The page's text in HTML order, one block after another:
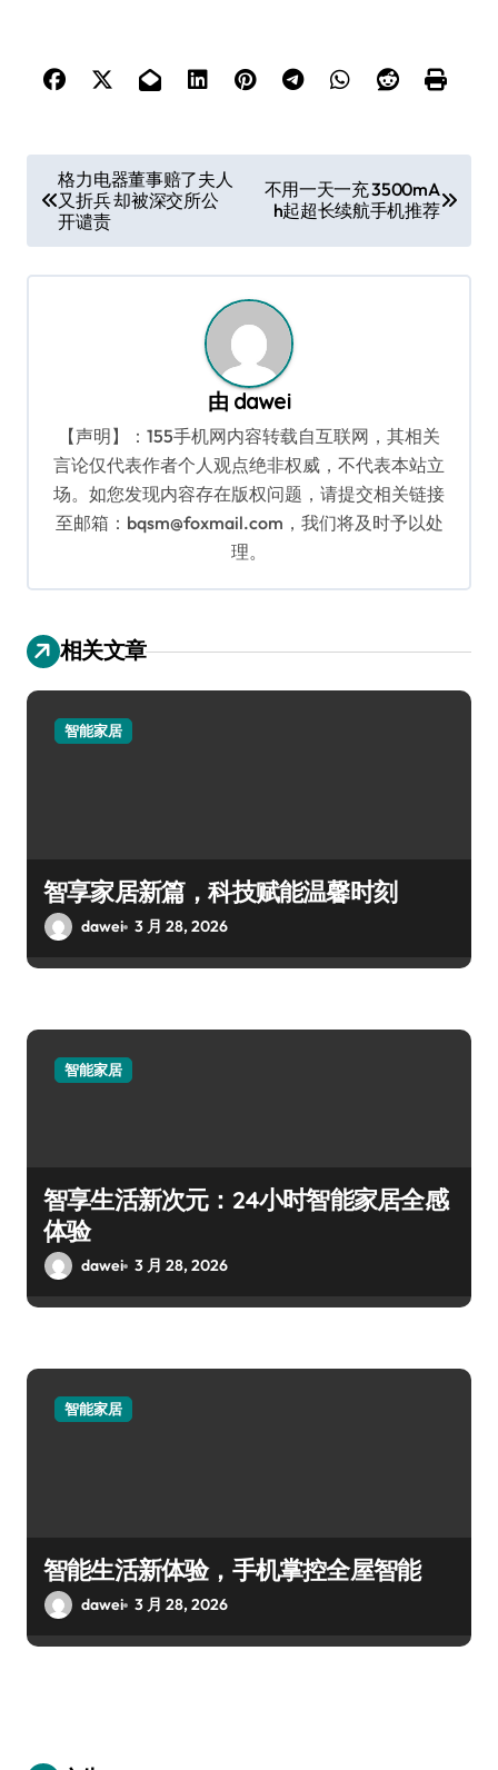
章
导
航
格力电器董事赔了夫人
又折兵 却被深交所公
开谴责
不用一天一充 3500mA
h起超长续航手机推荐
由 dawei
【声明】：155手机网内容转载自互联网，其相关
言论仅代表作者个人观点绝非权威，不代表本站立
场。如您发现内容存在版权问题，请提交相关链接
至邮箱：bqsm@foxmail.com，我们将及时予以处
理。
相关文章
智能家居
智享家居新篇，科技赋能温馨时刻
dawei 3 月 28, 2026
智能家居
智享生活新次元：24小时智能家居全感
体验
dawei 3 月 28, 2026
智能家居
智能生活新体验，手机掌控全屋智能
dawei 3 月 28, 2026